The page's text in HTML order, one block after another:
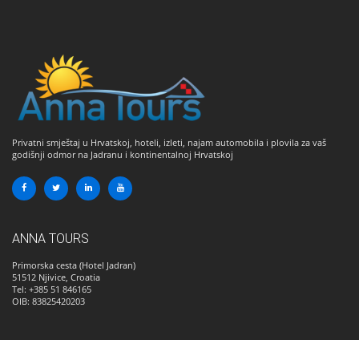
Privatni smještaj u Hrvatskoj, hoteli, izleti, najam automobila i plovila za vaš
godišnji odmor na Jadranu i kontinentalnoj Hrvatskoj
ANNA TOURS
Primorska cesta (Hotel Jadran)
51512 Njivice, Croatia
Tel: +385 51 846165
OIB: 83825420203